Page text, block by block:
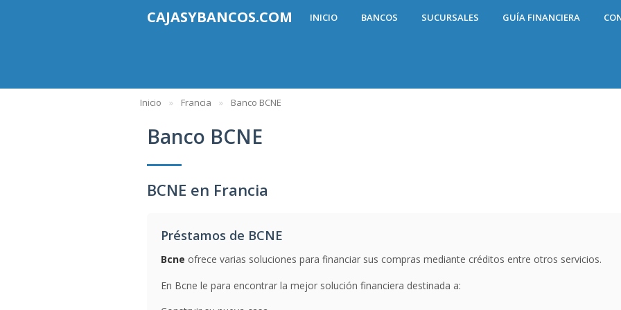
CAJASYBANCOS.COM INICIO BANCOS SUCURSALES GUÍA FINANCIERA
Inicio Francia Banco BCNE
Banco BCNE
BCNE en Francia
Préstamos de BCNE
Bcne ofrece varias soluciones para financiar sus compras mediante créditos entre otros servicios.
En Bcne le para encontrar la mejor solución financiera destinada a: